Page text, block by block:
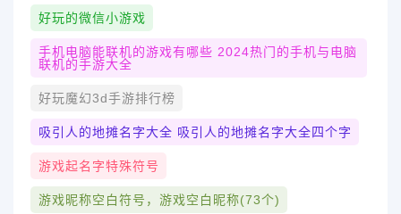
好玩的微信小游戏
手机电脑能联机的游戏有哪些 2024热门的手机与电脑
联机的手游大全
好玩魔幻3d手游排行榜
吸引人的地摊名字大全 吸引人的地摊名字大全四个字
游戏起名字特殊符号
游戏昵称空白符号，游戏空白昵称(73个)